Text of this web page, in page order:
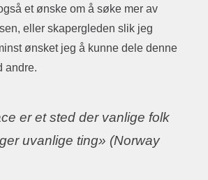
et ønske om å søke mer av
eller skapergleden slik jeg
ønsket jeg å kunne dele denne
andre.
er et sted der vanlige folk
uvanlige ting» (Norway